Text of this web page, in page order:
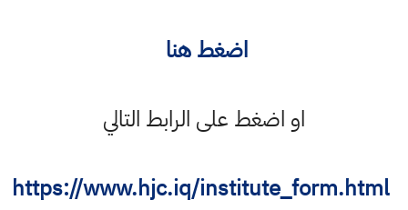
اضغط هنا
او اضغط على الرابط التالي
https://www.hjc.iq/institute_form.html